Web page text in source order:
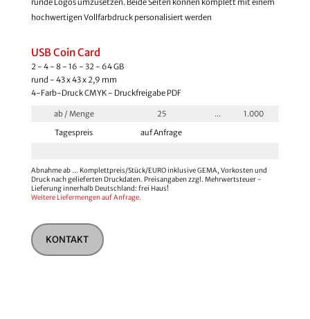
runde Logos umzusetzen. Beide Seiten können komplett mit einem
hochwertigen Vollfarbdruck personalisiert werden
USB Coin Card
2 - 4 - 8 - 16 - 32 - 64 GB
rund - 43 x 43 x 2,9 mm
4-Farb-Druck CMYK - Druckfreigabe PDF
ab / Menge 25 ...
1.000
Tagespreis
auf Anfrage
Abnahme ab ... Komplettpreis/Stück/EURO inklusive GEMA, Vorkosten und
Druck nach gelieferten Druckdaten. Preisangaben zzgl. Mehrwertsteuer -
Lieferung innerhalb Deutschland: frei Haus!
Weitere Liefermengen auf Anfrage.
KONTAKT